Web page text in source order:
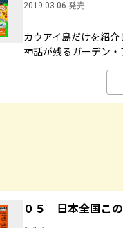
2019.03.06 発売
カウアイ島だけを紹
神話が残るガーデン
０５ 日本全国こ